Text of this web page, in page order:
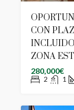
CON
ZONA
280,000€
2 1